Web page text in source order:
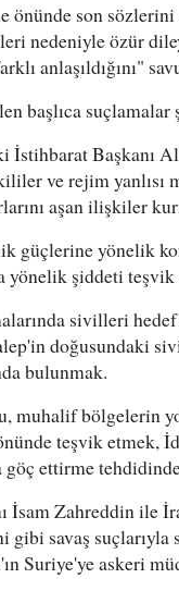
önünde son
nedeniyle özür
anlaşıldığını"
başlıca suçlamalar
İstihbarat Başkanı
ve rejim
aşan ilişkiler
güçlerine yönelik
yönelik şiddeti teşvik
sivilleri
doğusundaki
bulunmak.
muhalif bölgelerin
teşvik etmek,
ettirme
İsam Zahreddin ile
gibi savaş
Suriye'ye askeri